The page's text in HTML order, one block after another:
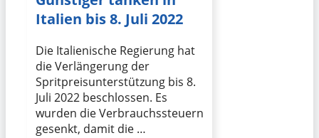
Italien bis 8. Juli 2022
Die Italienische Regierung hat
die Verlängerung der
Spritpreisunterstützung bis 8.
Juli 2022 beschlossen. Es
wurden die Verbrauchssteuern
gesenkt, damit die …